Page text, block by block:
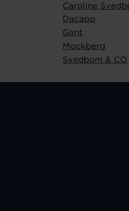
Caroline
Dacapo
Gant
Mockberg
Svedbom & CO